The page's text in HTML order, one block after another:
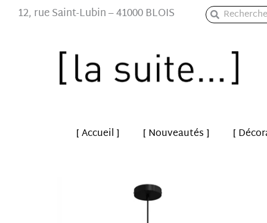
12, rue Saint-Lubin – 41000 BLOIS Rechercher
Rechercher
[ Accueil ] [ Nouveautés ] [